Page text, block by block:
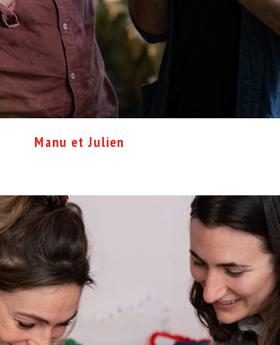
Manu et Julien